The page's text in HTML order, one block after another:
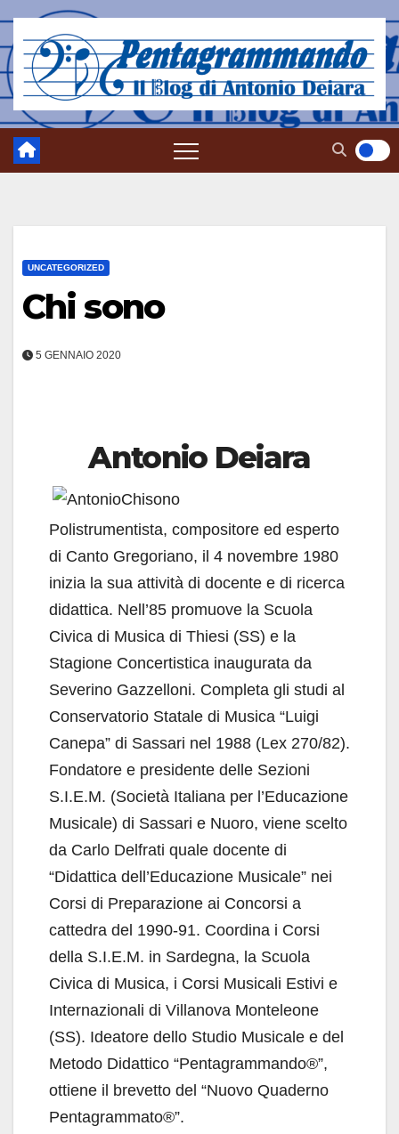
contenuto
UNCATEGORIZED
Chi sono
5 GENNAIO 2020
Antonio Deiara
Polistrumentista, compositore ed esperto
di Canto Gregoriano, il 4 novembre 1980
inizia la sua attività di docente e di ricerca
didattica. Nell’85 promuove la Scuola
Civica di Musica di Thiesi (SS) e la
Stagione Concertistica inaugurata da
Severino Gazzelloni. Completa gli studi al
Conservatorio Statale di Musica “Luigi
Canepa” di Sassari nel 1988 (Lex 270/82).
Fondatore e presidente delle Sezioni
S.I.E.M. (Società Italiana per l’Educazione
Musicale) di Sassari e Nuoro, viene scelto
da Carlo Delfrati quale docente di
“Didattica dell’Educazione Musicale” nei
Corsi di Preparazione ai Concorsi a
cattedra del 1990-91. Coordina i Corsi
della S.I.E.M. in Sardegna, la Scuola
Civica di Musica, i Corsi Musicali Estivi e
Internazionali di Villanova Monteleone
(SS). Ideatore dello Studio Musicale e del
Metodo Didattico “Pentagrammando®”,
ottiene il brevetto del “Nuovo Quaderno
Pentagrammato®”.